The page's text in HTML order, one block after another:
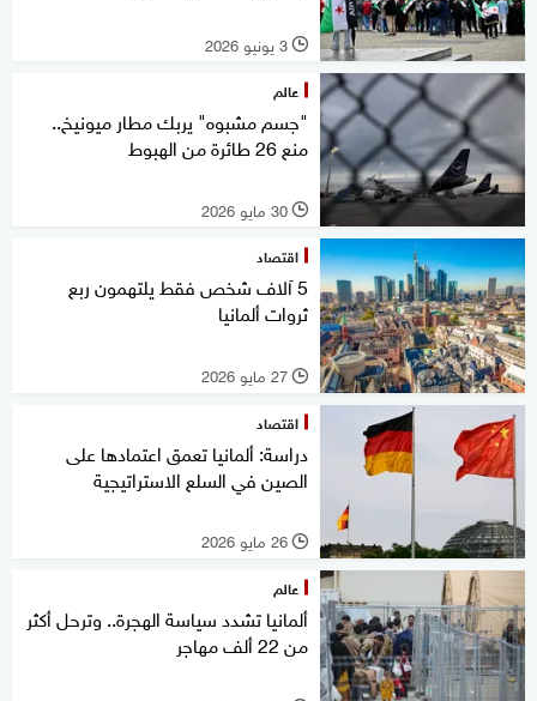
l 3 يونيو 2026
عالم
"جسم مشبوه" يربك مطار ميونيخ..
منع 26 طائرة من الهبوط
l 30 مايو 2026
اقتصاد
5 آلاف شخص فقط يلتهمون ربع
ثروات ألمانيا
l 27 مايو 2026
اقتصاد
دراسة: ألمانيا تعمق اعتمادها على
الصين في السلع الاستراتيجية
l 26 مايو 2026
عالم
ألمانيا تشدد سياسة الهجرة.. وترحل أكثر
من 22 ألف مهاجر